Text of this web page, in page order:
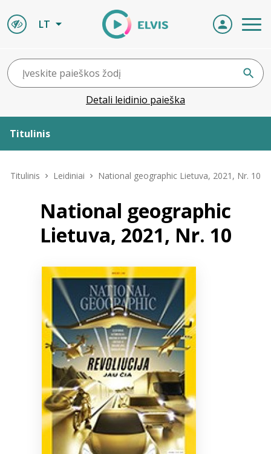
LT
Detali leidinio paieška
Titulinis
Leidiniai
ELVIS atvyksta
Naujienos
Bibliotekoms
info@elvislab.lt
Titulinis Leidiniai National geographic Lietuva, 2021, Nr. 10
National geographic
Lietuva, 2021, Nr. 10